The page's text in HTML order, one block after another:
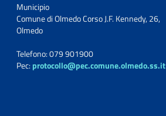
Municipio
Comune di Olmedo Corso J.F. Kennedy, 26,
Olmedo
Telefono: 079 901900
Pec: protocollo@pec.comune.olmedo.ss.it